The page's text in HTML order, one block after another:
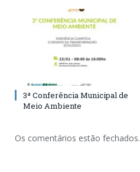
3ª Conferência Municipal de
Meio Ambiente
Os comentários estão fechados.